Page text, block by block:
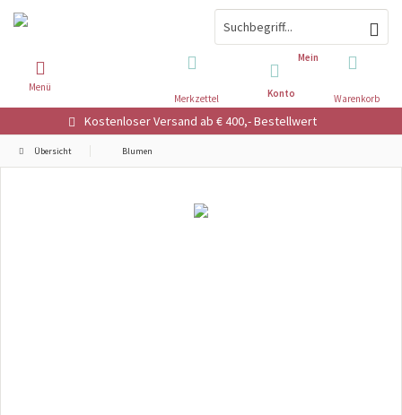
Kostenloser Versand ab € 400,- Bestellwert
Warenkorb
Merkzettel
Mein
Konto
Menü
Übersicht Blumen